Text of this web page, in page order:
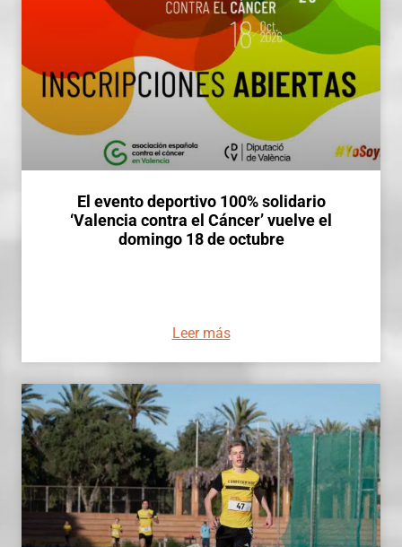
El evento deportivo 100% solidario
‘Valencia contra el Cáncer’ vuelve el
domingo 18 de octubre
Leer más